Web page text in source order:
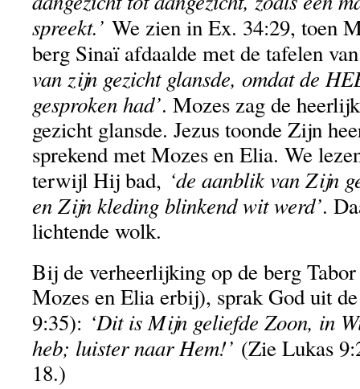
spreekt.’ We zien in Ex. 34:29, toen
berg Sinaï afdaalde met de tafelen
van zijn gezicht glansde, omdat de
gesproken had’. Mozes zag de
gezicht glansde. Jezus toonde Zijn
sprekend met Mozes en Elia. We
terwijl Hij bad, ‘de aanblik van Zijn
en Zijn kleding blinkend wit werd’.
lichtende wolk.
Bij de verheerlijking op de berg
Mozes en Elia erbij), sprak God uit
9:35): ‘Dit is Mijn geliefde Zoon, in
heb; luister naar Hem!’ (Zie Lukas
18.)